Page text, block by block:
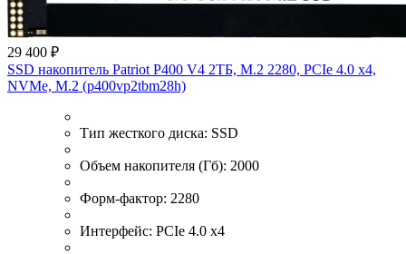
29 400 ₽
SSD накопитель Patriot P400 V4 2ТБ, M.2 2280, PCIe 4.0 x4,
NVMe, M.2 (p400vp2tbm28h)
Тип жесткого диска: SSD
Объем накопителя (Гб): 2000
Форм-фактор: 2280
Интерфейс: PCIe 4.0 x4